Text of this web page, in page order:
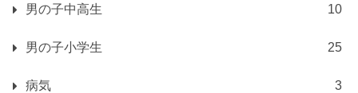
男の子中高生 10
男の子小学生 25
病気 3